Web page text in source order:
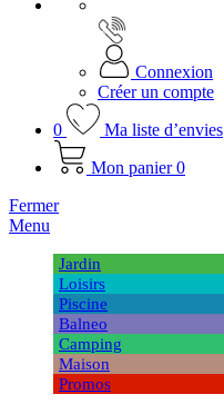
Connexion
Créer un compte
0
Ma liste d’envies
Mon panier 0
Fermer
Menu
Jardin
Loisirs
Piscine
Balneo
Camping
Maison
Promos